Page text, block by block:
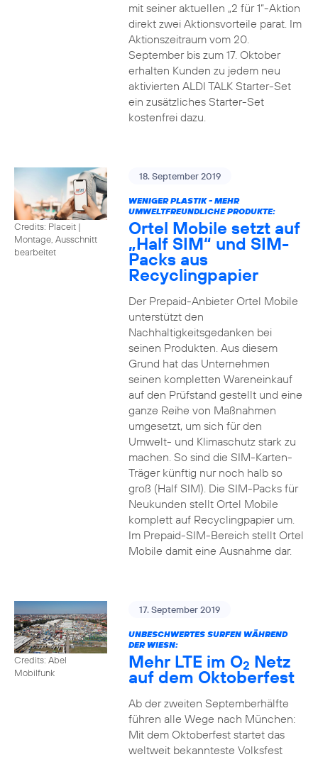
mit seiner aktuellen „2 für 1“-Aktion
direkt zwei Aktionsvorteile parat. Im
Aktionszeitraum vom 20.
September bis zum 17. Oktober
erhalten Kunden zu jedem neu
aktivierten ALDI TALK Starter-Set
ein zusätzliches Starter-Set
kostenfrei dazu.
Credits: Placeit |
Montage, Ausschnitt
bearbeitet
18. September 2019
WENIGER PLASTIK - MEHR
UMWELTFREUNDLICHE PRODUKTE:
Ortel Mobile setzt auf
„Half SIM“ und SIM-
Packs aus
Recyclingpapier
Der Prepaid-Anbieter Ortel Mobile
unterstützt den
Nachhaltigkeitsgedanken bei
seinen Produkten. Aus diesem
Grund hat das Unternehmen
seinen kompletten Wareneinkauf
auf den Prüfstand gestellt und eine
ganze Reihe von Maßnahmen
umgesetzt, um sich für den
Umwelt- und Klimaschutz stark zu
machen. So sind die SIM-Karten-
Träger künftig nur noch halb so
groß (Half SIM). Die SIM-Packs für
Neukunden stellt Ortel Mobile
komplett auf Recyclingpapier um.
Im Prepaid-SIM-Bereich stellt Ortel
Mobile damit eine Ausnahme dar.
Credits: Abel
Mobilfunk
17. September 2019
UNBESCHWERTES SURFEN WÄHREND
DER WIESN:
Mehr LTE im O2 Netz
auf dem Oktoberfest
Ab der zweiten Septemberhälfte
führen alle Wege nach München:
Mit dem Oktoberfest startet das
weltweit bekannteste Volksfest